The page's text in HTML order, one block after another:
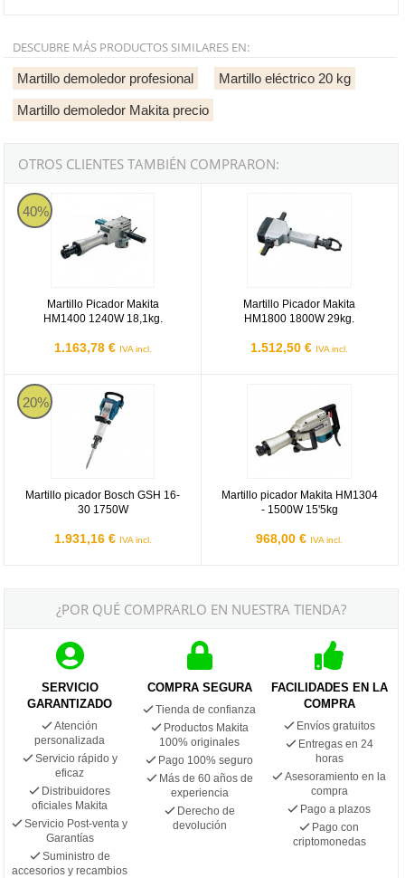
DESCUBRE MÁS PRODUCTOS SIMILARES EN:
Martillo demoledor profesional Martillo eléctrico 20 kg
Martillo demoledor Makita precio
OTROS CLIENTES TAMBIÉN COMPRARON:
40%
Martillo Picador Makita
HM1400 1240W 18,1kg.
1.163,78 € IVA incl.
Martillo Picador Makita HM1400 1240W 18,1kg.
Martillo Picador Makita
HM1800 1800W 29kg.
1.512,50 € IVA incl.
20%
Martillo picador Bosch GSH 16-
30 1750W
1.931,16 € IVA incl.
Martillo picador Bosch GSH 16-30 1750W
Martillo picador Makita HM1304
- 1500W 15'5kg
968,00 € IVA incl.
¿POR QUÉ COMPRARLO EN NUESTRA TIENDA?
SERVICIO
GARANTIZADO
Atención
personalizada
Servicio rápido y
eficaz
Distribuidores
oficiales Makita
Servicio Post-venta y
Garantías
Suministro de
accesorios y recambios
COMPRA SEGURA
Tienda de confianza
Productos Makita
100% originales
Pago 100% seguro
Más de 60 años de
experiencia
Derecho de
devolución
FACILIDADES EN LA
COMPRA
Envíos gratuitos
Entregas en 24
horas
Asesoramiento en la
compra
Pago a plazos
Pago con
criptomonedas